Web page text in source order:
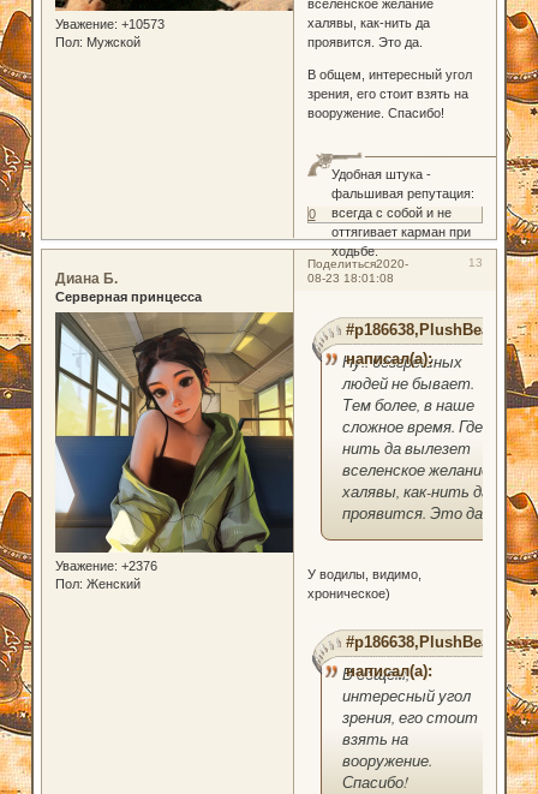
Уважение: +10573
Пол: Мужской
вселенское желание
халявы, как-нить да
проявится. Это да.
В общем, интересный угол
зрения, его стоит взять на
вооружение. Спасибо!
Удобная штука -
фальшивая репутация:
всегда с собой и не
оттягивает карман при
ходьбе.
0
Поделиться 13
2020-
08-23 18:01:08
Диана Б.
Серверная принцесса
Уважение: +2376
Пол: Женский
#p186638,PlushBear
написал(а):
Ну.. безгрешных
людей не бывает.
Тем более, в наше
сложное время. Где-
нить да вылезет
вселенское желание
халявы, как-нить да
проявится. Это да.
У водилы, видимо,
хроническое)
#p186638,PlushBear
написал(а):
В общем,
интересный угол
зрения, его стоит
взять на
вооружение.
Спасибо!